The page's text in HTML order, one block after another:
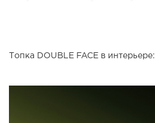
Топка DOUBLE FACE в интерьере: